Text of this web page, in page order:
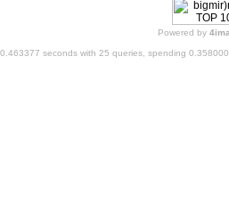
Powered by
seconds with 25 queries, spending